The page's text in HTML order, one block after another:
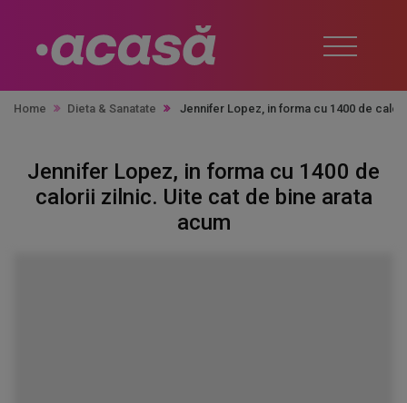
Home Dieta & Sanatate Jennifer Lopez, in forma cu 1400 de
Jennifer Lopez, in forma cu 1400 de
calorii zilnic. Uite cat de bine arata
acum